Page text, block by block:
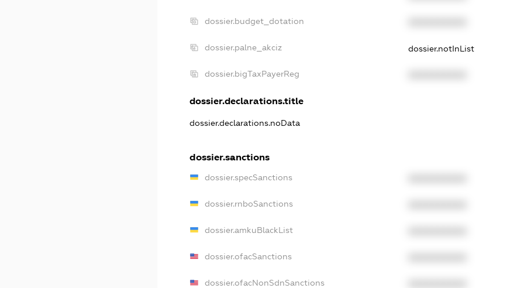
dossier.budget_dotation
dossier.palne_akciz dossier.notInList
dossier.bigTaxPayerReg
dossier.declarations.title
dossier.declarations.noData
dossier.sanctions
dossier.specSanctions
dossier.rnboSanctions
dossier.amkuBlackList
dossier.ofacSanctions
dossier.ofacNonSdnSanctions